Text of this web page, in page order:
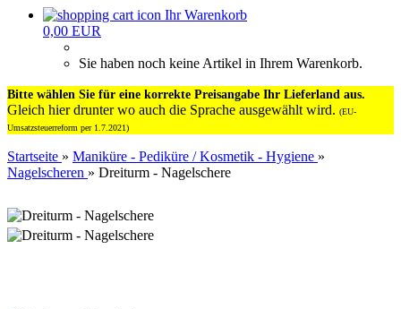
Ihr Warenkorb
0,00 EUR
Sie haben noch keine Artikel in Ihrem Warenkorb.
Bitte wählen Sie für eine korrekte Preisangabe Ihr Lieferland aus.
Gleich hier drunter wo auch die Sprache ausgewählt wird. (EU-
Umsatzsteuerreform per 1.7.2021)
Startseite » Maniküre - Pediküre / Kosmetik - Hygiene »
Nagelscheren » Dreiturm - Nagelschere